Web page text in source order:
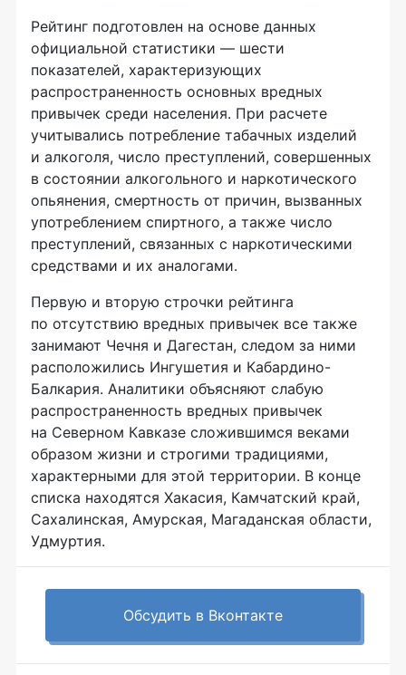
Рейтинг подготовлен на основе данных
официальной статистики — шести
показателей, характеризующих
распространенность основных вредных
привычек среди населения. При расчете
учитывались потребление табачных изделий
и алкоголя, число преступлений, совершенных
в состоянии алкогольного и наркотического
опьянения, смертность от причин, вызванных
употреблением спиртного, а также число
преступлений, связанных с наркотическими
средствами и их аналогами.
Первую и вторую строчки рейтинга
по отсутствию вредных привычек все также
занимают Чечня и Дагестан, следом за ними
расположились Ингушетия и Кабардино-
Балкария. Аналитики объясняют слабую
распространенность вредных привычек
на Северном Кавказе сложившимся веками
образом жизни и строгими традициями,
характерными для этой территории. В конце
списка находятся Хакасия, Камчатский край,
Сахалинская, Амурская, Магаданская области,
Удмуртия.
Обсудить в Вконтакте